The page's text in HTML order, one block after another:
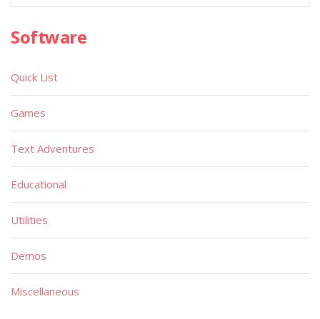
Software
Quick List
Games
Text Adventures
Educational
Utilities
Demos
Miscellaneous